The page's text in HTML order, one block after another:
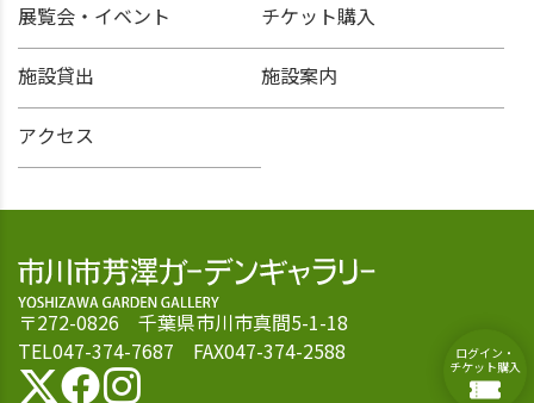
展覧会・イベント チケット購入
施設貸出 施設案内
アクセス
ログイン・
チケット購入
〒272-0826 千葉県市川市真間5-1-18
TEL047-374-7687 FAX047-374-2588